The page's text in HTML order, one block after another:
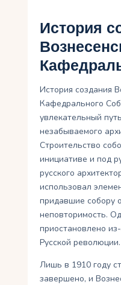
История
История создания
Кафедрального
увлекательный
незабываемого
Строительство
инициативе и под
русского
использовал
придавшие собору
неповторимость.
приостановлено
Русской революции.
Лишь в 1910 году
завершено, и